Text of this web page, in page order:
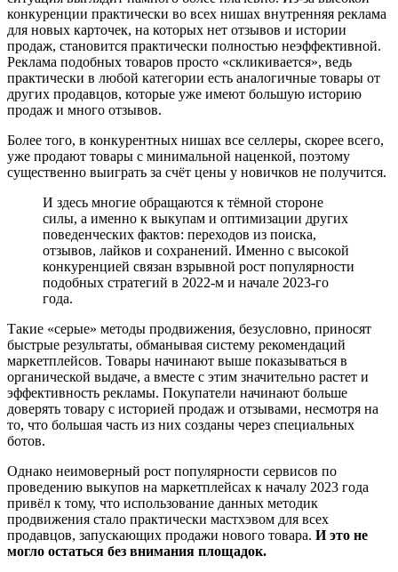
конкуренции практически во всех нишах внутренняя реклама
для новых карточек, на которых нет отзывов и истории
продаж, становится практически полностью неэффективной.
Реклама подобных товаров просто «скликивается», ведь
практически в любой категории есть аналогичные товары от
других продавцов, которые уже имеют большую историю
продаж и много отзывов.
Более того, в конкурентных нишах все селлеры, скорее всего,
уже продают товары с минимальной наценкой, поэтому
существенно выиграть за счёт цены у новичков не получится.
И здесь многие обращаются к тёмной стороне
силы, а именно к выкупам и оптимизации других
поведенческих фактов: переходов из поиска,
отзывов, лайков и сохранений. Именно с высокой
конкуренцией связан взрывной рост популярности
подобных стратегий в 2022-м и начале 2023-го
года.
Такие «серые» методы продвижения, безусловно, приносят
быстрые результаты, обманывая систему рекомендаций
маркетплейсов. Товары начинают выше показываться в
органической выдаче, а вместе с этим значительно растет и
эффективность рекламы. Покупатели начинают больше
доверять товару с историей продаж и отзывами, несмотря на
то, что большая часть из них созданы через специальных
ботов.
Однако неимоверный рост популярности сервисов по
проведению выкупов на маркетплейсах к началу 2023 года
привёл к тому, что использование данных методик
продвижения стало практически мастхэвом для всех
продавцов, запускающих продажи нового товара. И это не
могло остаться без внимания площадок.